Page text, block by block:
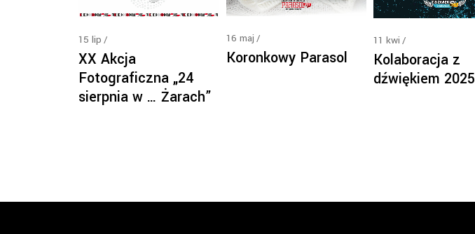
15 lip
XX Akcja
Fotograficzna „24
sierpnia w … Żarach”
16 maj
Koronkowy Parasol
11 kwi
Kolaboracja z
dźwiękiem 2025